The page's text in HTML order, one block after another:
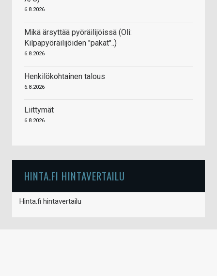
6.8.2026
Mikä ärsyttää pyöräilijöissä (Oli:
Kilpapyöräilijöiden "pakat"..)
6.8.2026
Henkilökohtainen talous
6.8.2026
Liittymät
6.8.2026
HINTA.FI HINTAVERTAILU
Hinta.fi hintavertailu